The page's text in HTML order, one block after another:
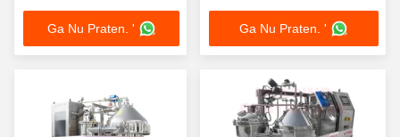
schijf olieseparator
Continuous self
cleaning IMO
Ga Nu Praten. '
separator Hermetisch
ontwerp CIP Compatibel
22KW voedselkwaliteit
Ga Nu Praten. '